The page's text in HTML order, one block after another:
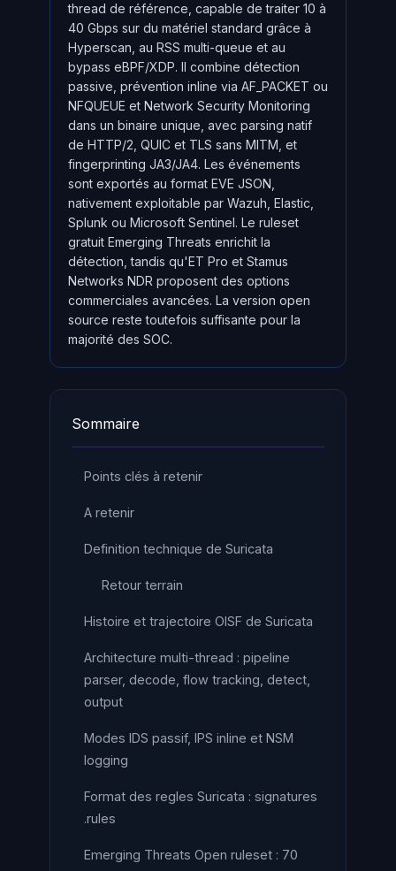
thread de référence, capable de traiter 10 à
40 Gbps sur du matériel standard grâce à
Hyperscan, au RSS multi-queue et au
bypass eBPF/XDP. Il combine détection
passive, prévention inline via AF_PACKET ou
NFQUEUE et Network Security Monitoring
dans un binaire unique, avec parsing natif
de HTTP/2, QUIC et TLS sans MITM, et
fingerprinting JA3/JA4. Les événements
sont exportés au format EVE JSON,
nativement exploitable par Wazuh, Elastic,
Splunk ou Microsoft Sentinel. Le ruleset
gratuit Emerging Threats enrichit la
détection, tandis qu'ET Pro et Stamus
Networks NDR proposent des options
commerciales avancées. La version open
source reste toutefois suffisante pour la
majorité des SOC.
Sommaire
Points clés à retenir
A retenir
Definition technique de Suricata
Retour terrain
Histoire et trajectoire OISF de Suricata
Architecture multi-thread : pipeline
parser, decode, flow tracking, detect,
output
Modes IDS passif, IPS inline et NSM
logging
Format des regles Suricata : signatures
.rules
Emerging Threats Open ruleset : 70